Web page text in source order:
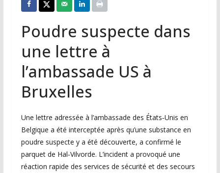
Poudre suspecte dans
une lettre à
l’ambassade US à
Bruxelles
Une lettre adressée à l’ambassade des États‑Unis en
Belgique a été interceptée après qu’une substance en
poudre suspecte y a été découverte, a confirmé le
parquet de Hal‑Vilvorde. L’incident a provoqué une
réaction rapide des services de sécurité et des secours